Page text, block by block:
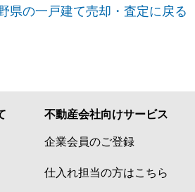
県の一戸建て売却・査定に戻る
不動産会社向けサービス
企業会員のご登録
仕入れ担当の方はこちら